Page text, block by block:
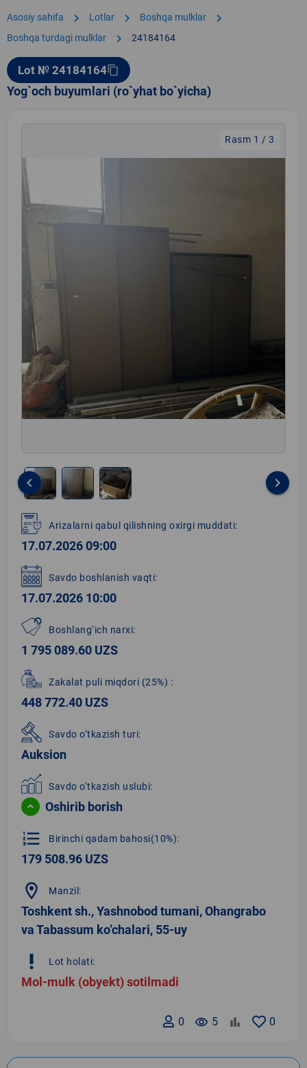
Asosiy sahifa chevron_right Lotlar chevron_right Boshqa mulklar chevron_right
Boshqa turdagi mulklar chevron_right 24184164
Lot № 24184164content_copy
Yog`och buyumlari (ro`yhat bo`yicha)
Rasm 1 / 3
1
of
3
keyboard_arrow_left keyboard_arrow_right
Arizalarni qabul qilishning oxirgi muddati:
17.07.2026 09:00
Savdo boshlanish vaqti:
17.07.2026 10:00
Boshlang‘ich narxi:
1 795 089.60 UZS
Zakalat puli miqdori (25%) :
448 772.40 UZS
Savdo o‘tkazish turi:
Auksion
Savdo o‘tkazish uslubi:
Oshirib borish
format_list_numbered Birinchi qadam bahosi(10%):
179 508.96 UZS
location_on Manzil:
Toshkent sh., Yashnobod tumani, Ohangrabo
va Tabassum ko’chalari, 55-uy
priority_high Lot holati:
Mol-mulk (obyekt) sotilmadi
0
remove_red_eye 5
0